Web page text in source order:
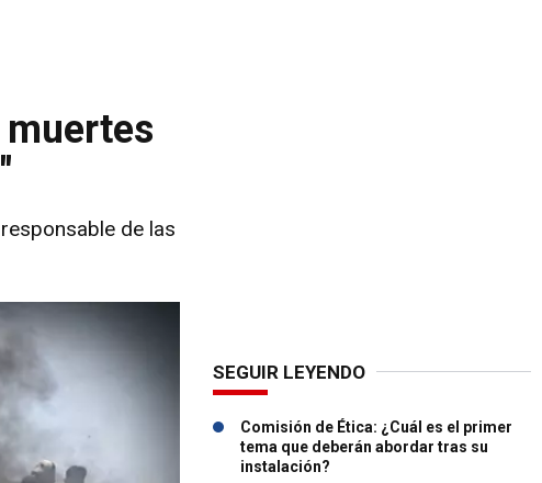
de las
SEGUIR LEYENDO
Comisión de Ética: ¿Cuál es el primer
tema que deberán abordar tras su
instalación?